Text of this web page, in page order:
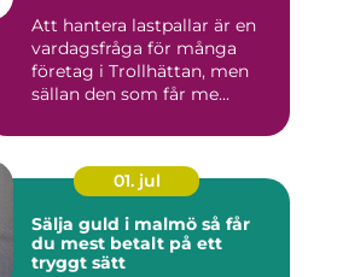
Att hantera lastpallar är en
vardagsfråga för många
företag i Trollhättan, men
sällan den som får me...
01. jul
Sälja guld i malmö så får
du mest betalt på ett
tryggt sätt